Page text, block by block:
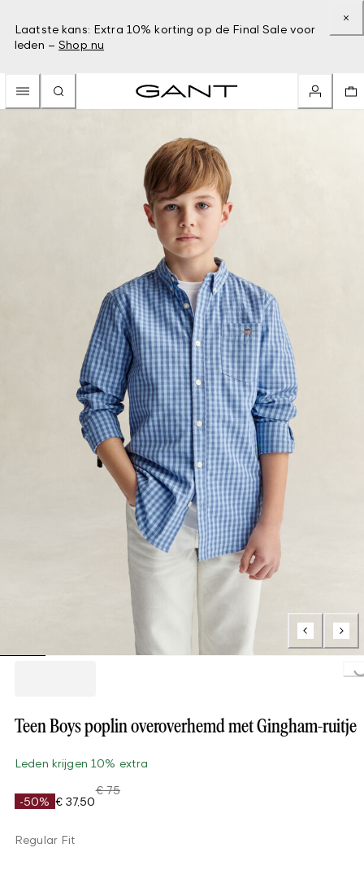
Laatste kans: Extra 10% korting op de Final Sale voor
leden – Shop nu
Loading...
Teen Boys poplin overoverhemd met Gingham-ruitje
Leden krijgen 10% extra
-50% € 37,50
€ 75
Regular Fit